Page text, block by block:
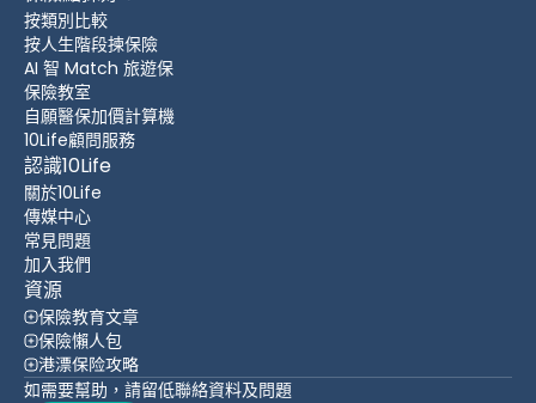
按類別比較
按人生階段揀保險
AI 智 Match 旅遊保
保險教室
自願醫保加價計算機
10Life顧問服務
認識10Life
關於10Life
傳媒中心
常見問題
加入我們
資源
保險教育文章
保險懶人包
港漂保险攻略
如需要幫助，請留低聯絡資料及問題